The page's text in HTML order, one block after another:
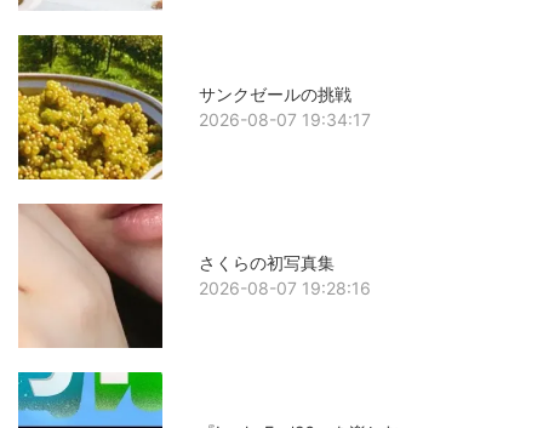
サンクゼールの挑戦
2026-08-07 19:34:17
さくらの初写真集
2026-08-07 19:28:16